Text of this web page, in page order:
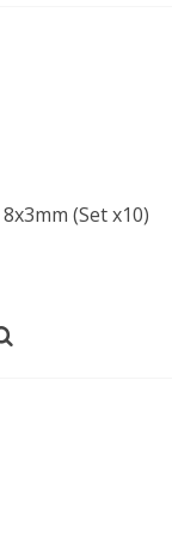
(Set x10)